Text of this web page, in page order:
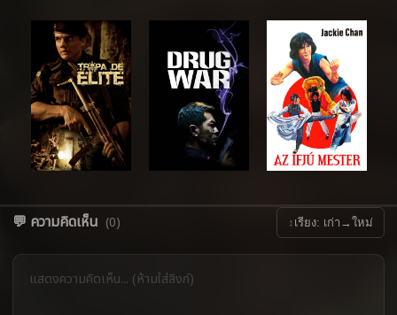
💬 ความคิดเห็น (0) ↕ เรียง: เก่า→ใหม่